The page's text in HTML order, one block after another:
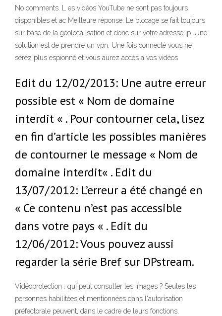
No comments. L es vidéos YouTube ne sont pas toujours
disponibles et ac Meilleure réponse: Le blocage se fait toujours
sur base de la géolocalisation et donc sur votre adresse ip. Une
solution est de prendre un vpn. Une fois connecté vous ne
serez plus espionné et vous aurez accès a vos vidéos
Edit du 12/02/2013: Une autre erreur
possible est « Nom de domaine
interdit « . Pour contourner cela, lisez
en fin d’article les possibles manières
de contourner le message « Nom de
domaine interdit« . Edit du
13/07/2012: L’erreur a été changé en
« Ce contenu n’est pas accessible
dans votre pays « . Edit du
12/06/2012: Vous pouvez aussi
regarder la série Bref sur DPstream.
Vidéoprotection : qui peut consulter les images ? Seules les
personnes habilitées et mentionnées dans l'autorisation
préfectorale peuvent, dans le cadre de leurs fonctions,